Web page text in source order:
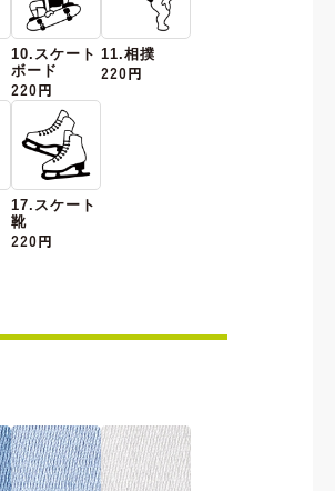
10.スケート
ボード
220円
11.相撲
220円
17.スケート
靴
220円